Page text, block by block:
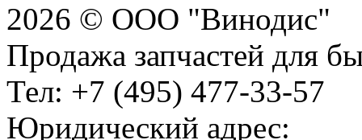
2026 © ООО "Винодис"
Продажа запчастей для
Тел: +7 (495) 477-33-57
Юридический адрес: